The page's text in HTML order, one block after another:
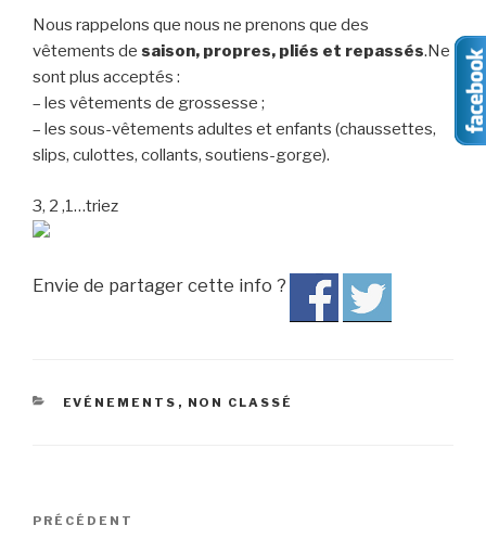
Nous rappelons que nous ne prenons que des
vêtements de saison, propres, pliés et repassés.Ne
sont plus acceptés :
– les vêtements de grossesse ;
– les sous-vêtements adultes et enfants (chaussettes,
slips, culottes, collants, soutiens-gorge).
3, 2 ,1…triez
Envie de partager cette info ?
CATÉGORIES
EVÉNEMENTS , NON CLASSÉ
Navigation
Article
PRÉCÉDENT